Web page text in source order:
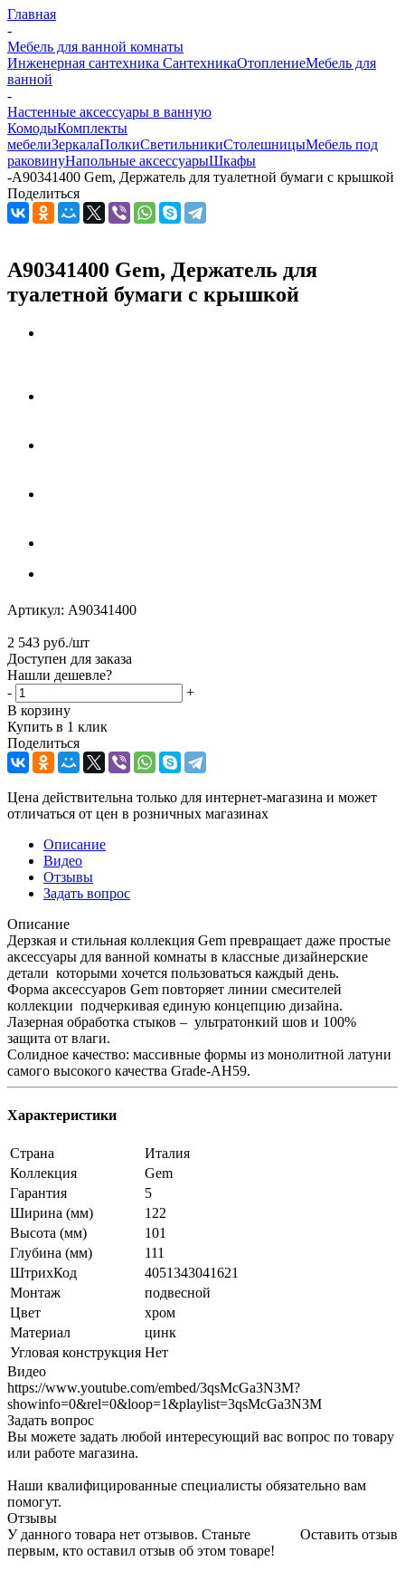
Главная
-
Мебель для ванной комнаты
Инженерная сантехника СантехникаОтоплениеМебель для
ванной
-
Настенные аксессуары в ванную
КомодыКомплекты
мебелиЗеркалаПолкиСветильникиСтолешницыМебель под
раковинуНапольные аксессуарыШкафы
-A90341400 Gem, Держатель для туалетной бумаги с крышкой
Поделиться
A90341400 Gem, Держатель для
туалетной бумаги с крышкой
Артикул: A90341400
2 543 руб./шт
Доступен для заказа
Нашли дешевле?
-
+
В корзину
Купить в 1 клик
Поделиться
Цена действительна только для интернет-магазина и может
отличаться от цен в розничных магазинах
Описание
Видео
Отзывы
Задать вопрос
Описание
Дерзкая и стильная коллекция Gem превращает даже простые
аксессуары для ванной комнаты в классные дизайнерские
детали которыми хочется пользоваться каждый день.
Форма аксессуаров Gem повторяет линии смесителей
коллекции подчеркивая единую концепцию дизайна.
Лазерная обработка стыков – ультратонкий шов и 100%
защита от влаги.
Солидное качество: массивные формы из монолитной латуни
самого высокого качества Grade-AH59.
Характеристики
Страна
Италия
Коллекция
Gem
Гарантия
5
Ширина (мм)
122
Высота (мм)
101
Глубина (мм)
111
ШтрихКод
4051343041621
Монтаж
подвесной
Цвет
хром
Материал
цинк
Угловая конструкция Нет
Видео
https://www.youtube.com/embed/3qsMcGa3N3M?
showinfo=0&rel=0&loop=1&playlist=3qsMcGa3N3M
Задать вопрос
Вы можете задать любой интересующий вас вопрос по товару
или работе магазина.
Наши квалифицированные специалисты обязательно вам
помогут.
Отзывы
Оставить отзыв
У данного товара нет отзывов. Станьте
первым, кто оставил отзыв об этом товаре!